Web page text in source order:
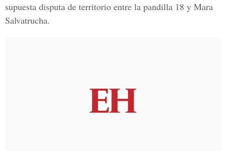
supuesta disputa de territorio entre la pandilla 18 y Mara
Salvatrucha.